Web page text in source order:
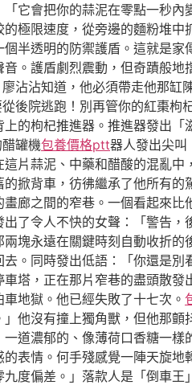
它會把你的蒜泥在零點一秒內
極限速度，從旁邊的麵粉堆中
半透明的防禦護盾。這就是家
。護盾劇烈震動，但奇蹟般地
沾沾知道，他必須帶走他那缸
後院逃跑！別再管你的紅棗枸
的枸杞推進器。推進器發出「
罐機包養價格ptt器人發出尖叫
片蒜泥、中藥和醋酸的混亂中
掀背車，彷彿繼承了他所有的
廊之間的窄巷。一個看起來比
了令人不快的女聲：「警告，
塊永遠在關鍵時刻自動收折的
。同時發出低語：「你還是別
塔，正在那片窄巷的盡頭散發
地獄。他已經失敗了十七次。
」他沒有撞上獨角獸，但他那
道濃郁的、像薄荷口香糖一樣
表情。何手殘感覺一陣天旋地
度偏差。」落款人是「倒車王